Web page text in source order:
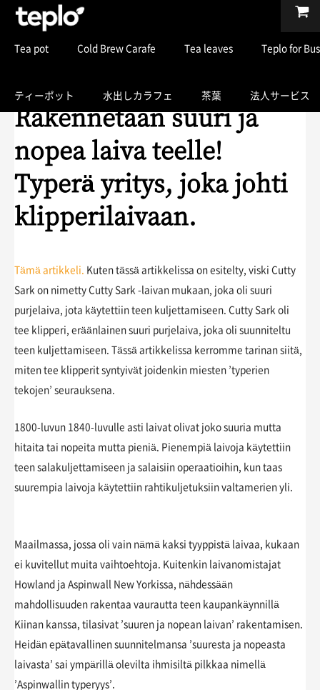
Tea pot Cold Brew Carafe Tea leaves Teplo for
ティーポット 水出しカラフェ 茶葉 法人サービス
Rakennetaan suuri ja
nopea laiva teelle!
Typerä yritys, joka johti
klipperilaivaan.
Tämä artikkeli.
Kuten tässä artikkelissa on esitelty, viski Cutty
Sark on nimetty Cutty Sark -laivan mukaan, joka oli suuri
purjelaiva, jota käytettiin teen kuljettamiseen. Cutty Sark oli
tee klipperi, eräänlainen suuri purjelaiva, joka oli suunniteltu
teen kuljettamiseen. Tässä artikkelissa kerromme tarinan siitä,
miten tee klipperit syntyivät joidenkin miesten ’typerien
tekojen’ seurauksena.
1800-luvun 1840-luvulle asti laivat olivat joko suuria mutta
hitaita tai nopeita mutta pieniä. Pienempiä laivoja käytettiin
teen salakuljettamiseen ja salaisiin operaatioihin, kun taas
suurempia laivoja käytettiin rahtikuljetuksiin valtamerien yli.
Maailmassa, jossa oli vain nämä kaksi tyyppistä laivaa, kukaan
ei kuvitellut muita vaihtoehtoja. Kuitenkin laivanomistajat
Howland ja Aspinwall New Yorkissa, nähdessään
mahdollisuuden rakentaa vaurautta teen kaupankäynnillä
Kiinan kanssa, tilasivat ’suuren ja nopean laivan’ rakentamisen.
Heidän epätavallinen suunnitelmansa ’suuresta ja nopeasta
laivasta’ sai ympärillä olevilta ihmisiltä pilkkaa nimellä
’Aspinwallin typeryys’.